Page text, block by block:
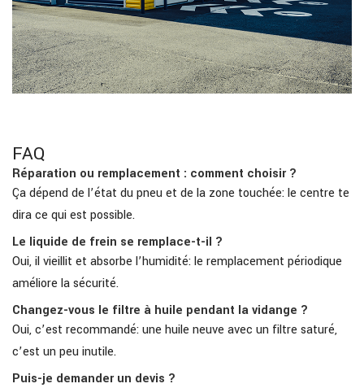
FAQ
Réparation ou remplacement : comment choisir ?
Ça dépend de l’état du pneu et de la zone touchée: le centre te
dira ce qui est possible.
Le liquide de frein se remplace-t-il ?
Oui, il vieillit et absorbe l’humidité: le remplacement périodique
améliore la sécurité.
Changez-vous le filtre à huile pendant la vidange ?
Oui, c’est recommandé: une huile neuve avec un filtre saturé,
c’est un peu inutile.
Puis-je demander un devis ?